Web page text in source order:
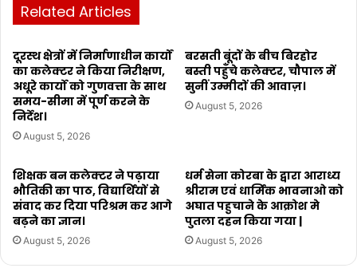
Related Articles
दूरस्थ क्षेत्रों में निर्माणाधीन कार्यों
का कलेक्टर ने किया निरीक्षण,
अधूरे कार्यो को गुणवत्ता के साथ
समय-सीमा में पूर्ण करने के
निर्देश।
August 5, 2026
बरसती बूंदों के बीच बिरहोर
बस्ती पहुँचे कलेक्टर, चौपाल में
सुनीं उम्मीदों की आवाज़।
August 5, 2026
शिक्षक बन कलेक्टर ने पढ़ाया
भौतिकी का पाठ, विद्यार्थियों से
संवाद कर दिया परिश्रम कर आगे
बढ़ने का ज्ञान।
August 5, 2026
धर्म सेना कोरबा के द्वारा आराध्य
श्रीराम एवं धार्मिक भावनाओ को
अघात पहुचाने के आक्रोश मे
पुतला दहन किया गया |
August 5, 2026